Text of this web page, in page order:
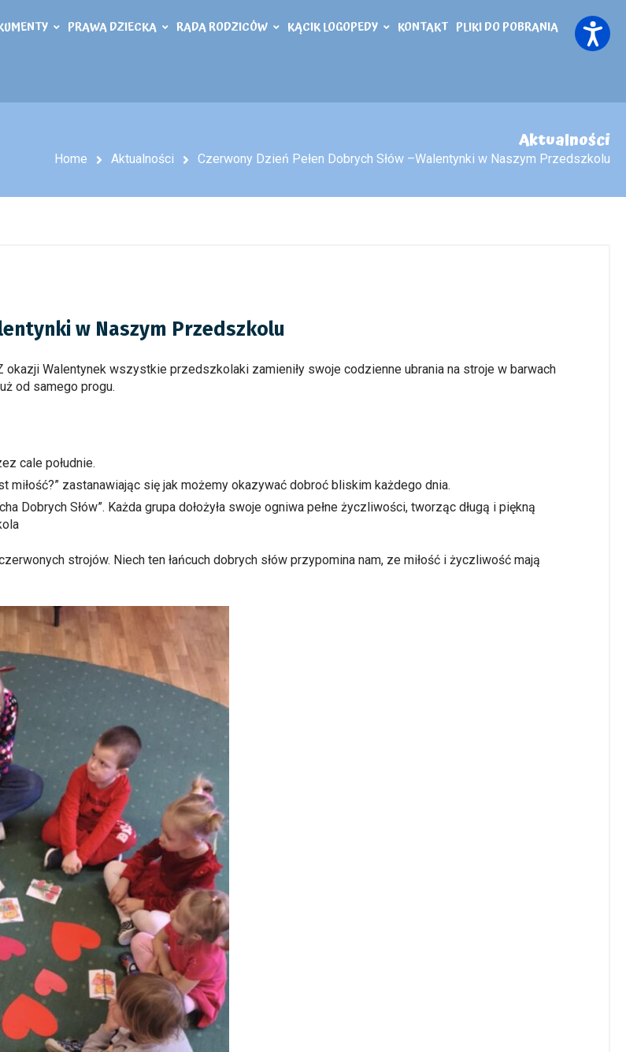
PRAWA DZIECKA RADA RODZICÓW KĄCIK LOGOPEDY KONTAKT PLIKI DO POBRANIA
Aktualności
Home Aktualności Czerwony Dzień Pełen Dobrych Słów –Walentynki w Naszym Przedszkolu
w Naszym Przedszkolu
Walentynek wszystkie przedszkolaki zamieniły swoje codzienne ubrania na stroje w barwach
od samego progu.
cale południe.
zastanawiając się jak możemy okazywać dobroć bliskim każdego dnia.
Dobrych Słów”. Każda grupa dołożyła swoje ogniwa pełne życzliwości, tworząc długą i piękną
strojów. Niech ten łańcuch dobrych słów przypomina nam, ze miłość i życzliwość mają